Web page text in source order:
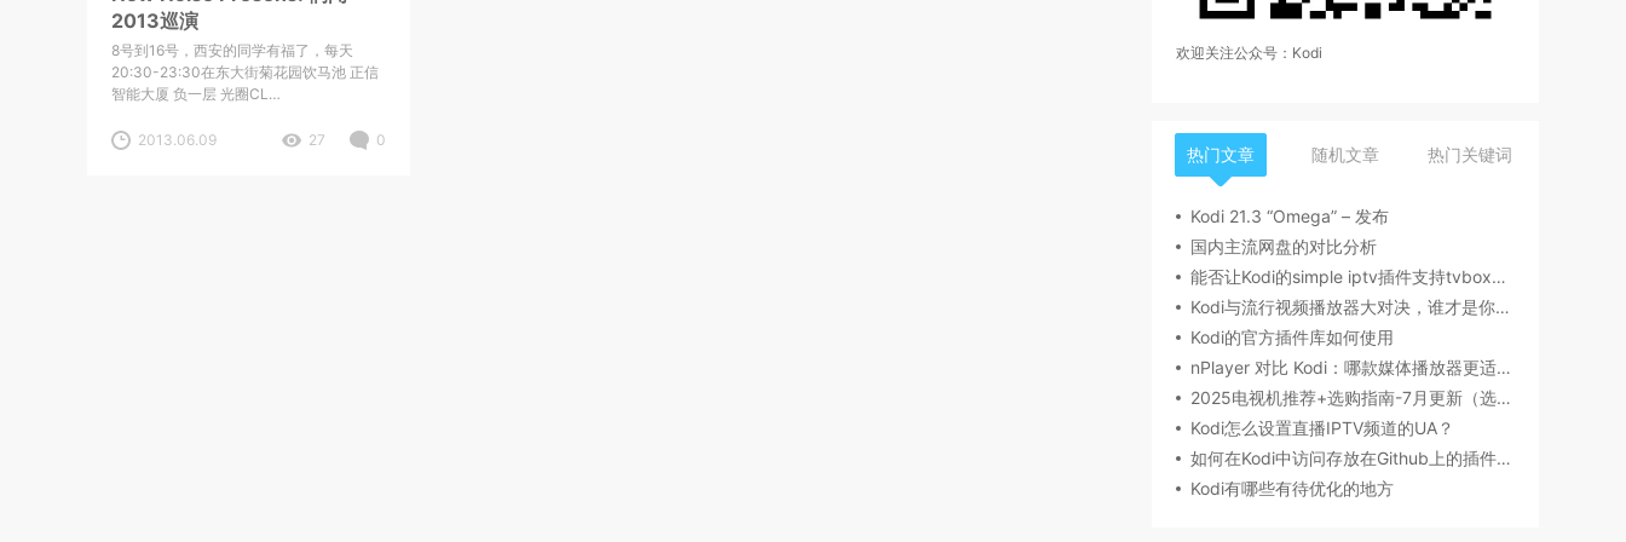
2013巡演
8号到16号，西安的同学有福了，每天
20:30-23:30在东大街菊花园饮马池 正信
智能大厦 负一层 光圈CL…
2013.06.09 27 0
欢迎关注公众号：Kodi
热门文章 随机文章 热门关键词
Kodi 21.3 “Omega” – 发布
国内主流网盘的对比分析
能否让Kodi的simple iptv插件支持tvbox的源
Kodi与流行视频播放器大对决，谁才是你的菜？
Kodi的官方插件库如何使用
nPlayer 对比 Kodi：哪款媒体播放器更适合你？
2025电视机推荐+选购指南-7月更新（选购要点，产品型号，品牌推荐，有无开机广告等）丨索尼、海信/Vidda、雷鸟、小米、TCL、华为电视哪个牌子好？
Kodi怎么设置直播IPTV频道的UA？
如何在Kodi中访问存放在Github上的插件文件
Kodi有哪些有待优化的地方